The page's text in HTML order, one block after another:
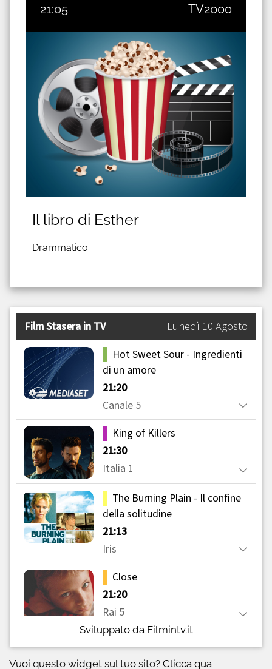
21:05 TV2000
Il libro di Esther
Drammatico
Sviluppato da Filmintv.it
Vuoi questo widget sul tuo sito? Clicca qua